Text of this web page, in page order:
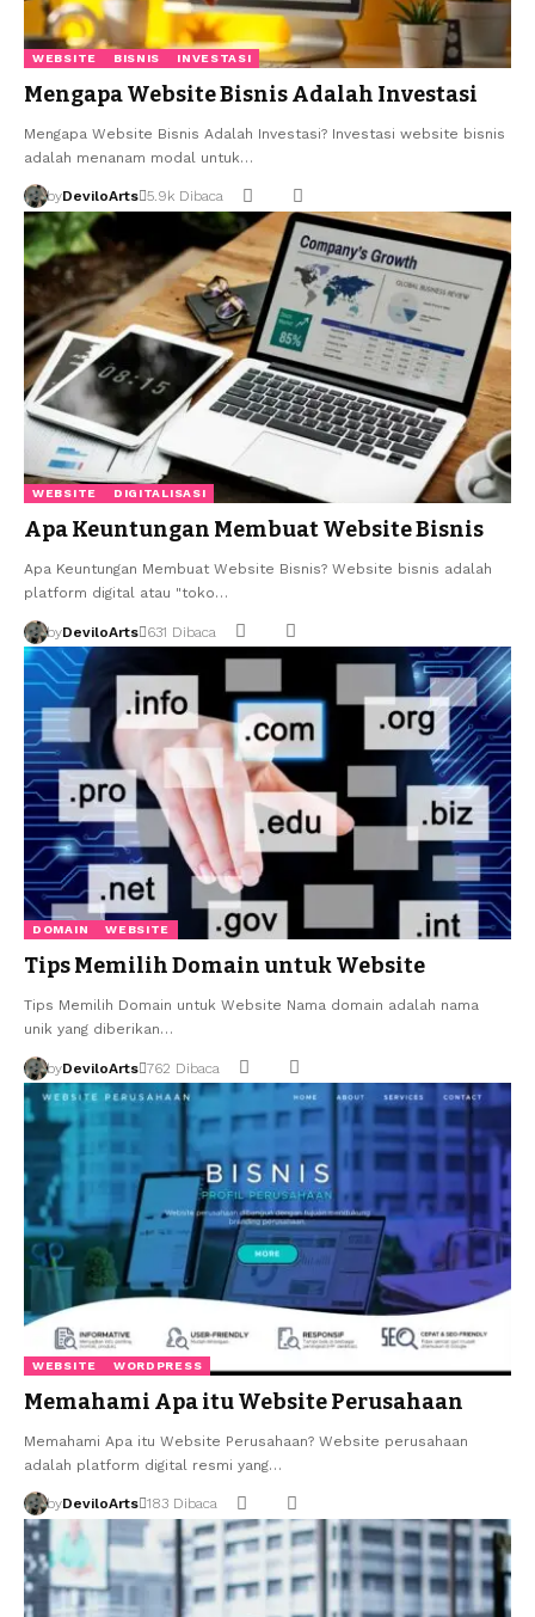
WEBSITE BISNIS INVESTASI
Mengapa Website Bisnis Adalah Investasi
Mengapa Website Bisnis Adalah Investasi? Investasi website bisnis
adalah menanam modal untuk…
byDeviloArts 5.9k Dibaca
WEBSITE DIGITALISASI
Apa Keuntungan Membuat Website Bisnis
Apa Keuntungan Membuat Website Bisnis? Website bisnis adalah
platform digital atau "toko…
byDeviloArts 631 Dibaca
DOMAIN WEBSITE
Tips Memilih Domain untuk Website
Tips Memilih Domain untuk Website Nama domain adalah nama
unik yang diberikan…
byDeviloArts 762 Dibaca
WEBSITE WORDPRESS
Memahami Apa itu Website Perusahaan
Memahami Apa itu Website Perusahaan? Website perusahaan
adalah platform digital resmi yang…
byDeviloArts 183 Dibaca